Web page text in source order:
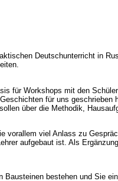
Deutschunterricht in
für Workshops mit den
für uns
über die Methodik,
viel Anlass zu
aufgebaut ist. Als
bestehen und Sie